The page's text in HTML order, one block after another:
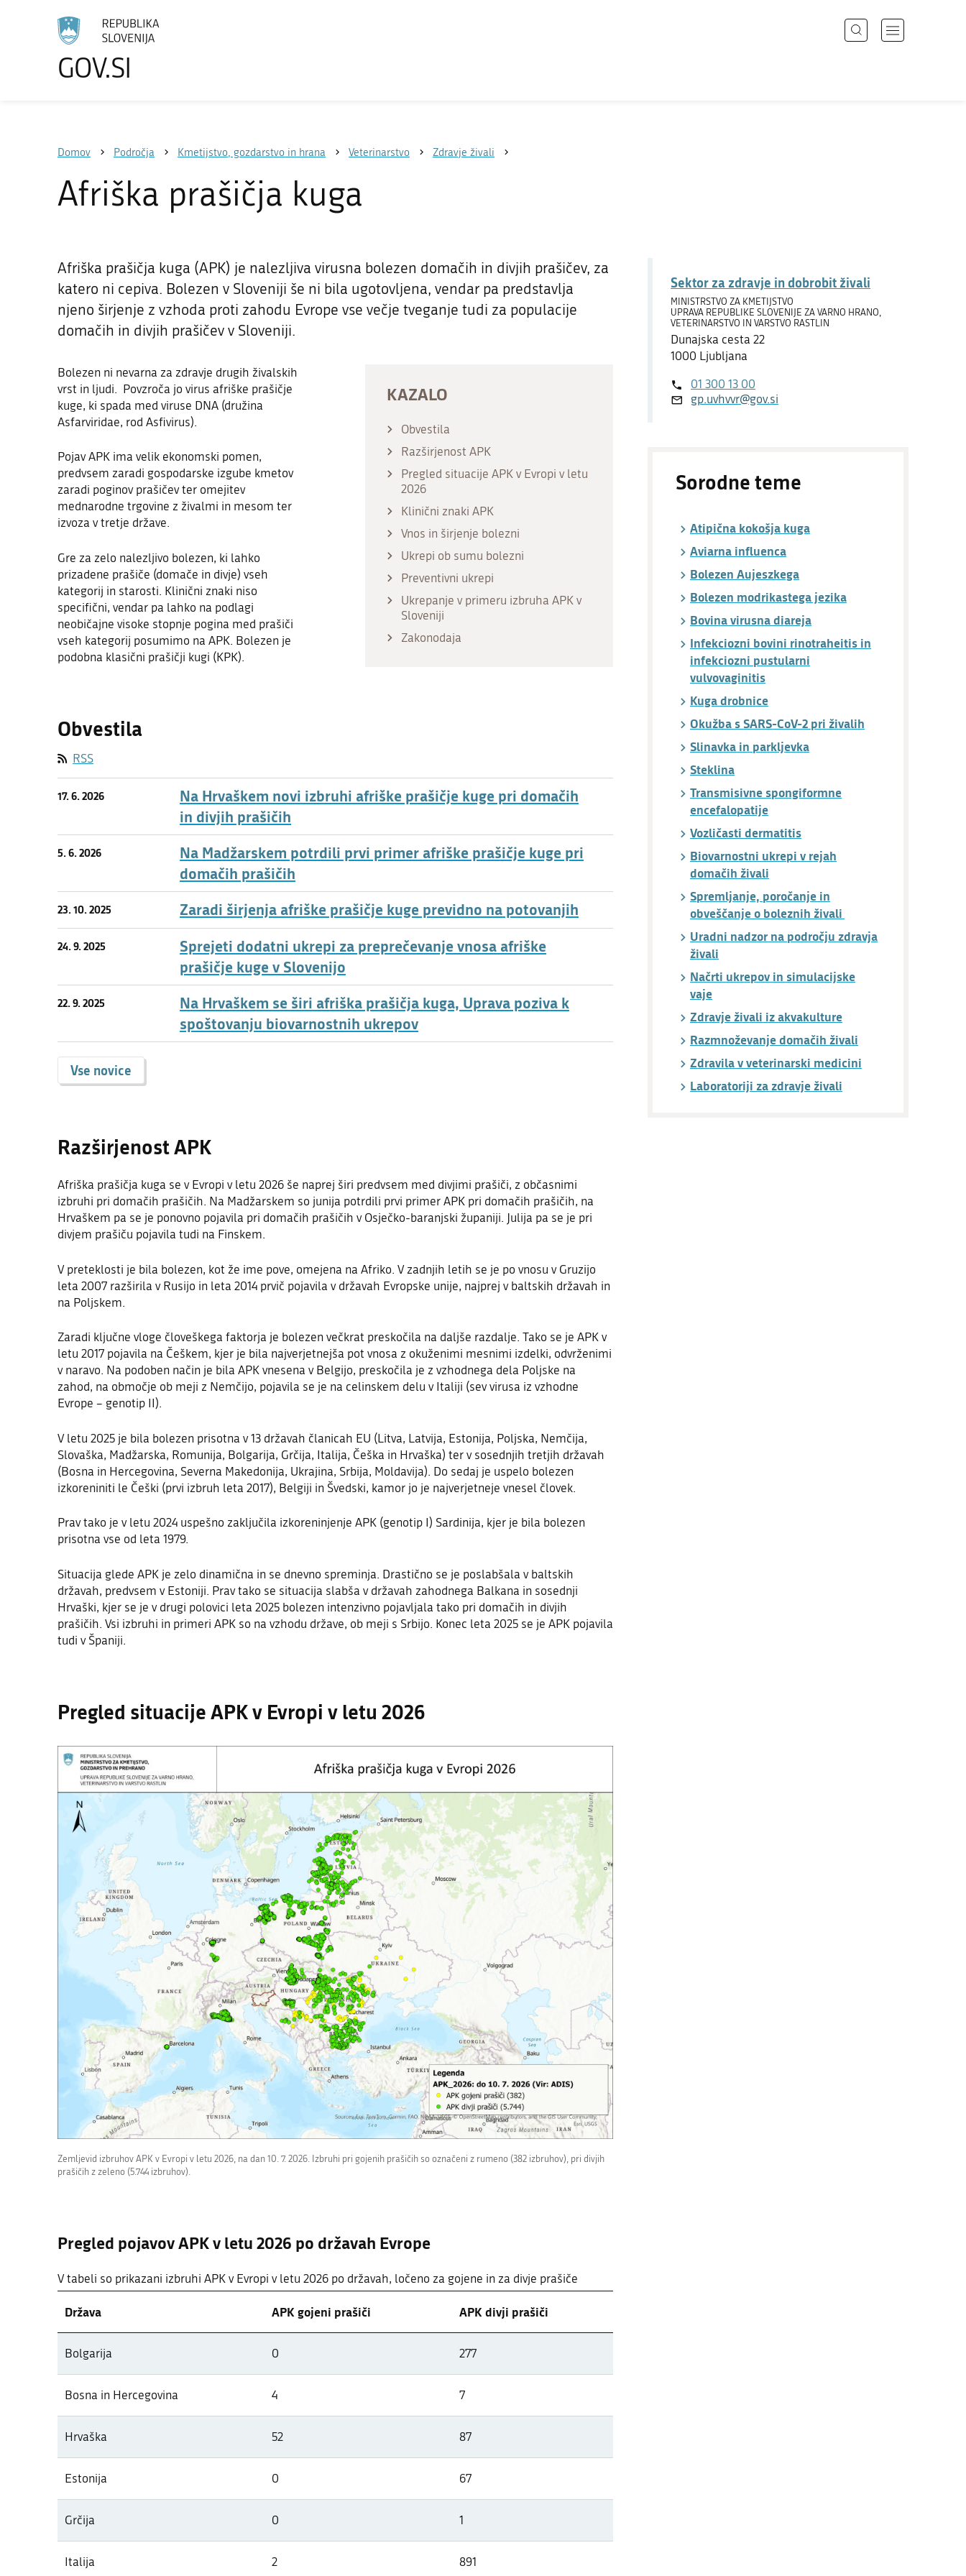
GOV.SI
Odpri
Domov Področja Kmetijstvo, gozdarstvo in hrana Veterinarstvo Zdravje živali
Afriška prašičja kuga
Afriška prašičja kuga (APK) je nalezljiva virusna bolezen domačih in divjih prašičev, za
katero ni cepiva. Bolezen v Sloveniji še ni bila ugotovljena, vendar pa predstavlja
njeno širjenje z vzhoda proti zahodu Evrope vse večje tveganje tudi za populacije
domačih in divjih prašičev v Sloveniji.
KAZALO
Obvestila
Razširjenost APK
Pregled situacije APK v Evropi v letu
2026
Klinični znaki APK
Vnos in širjenje bolezni
Ukrepi ob sumu bolezni
Preventivni ukrepi
Ukrepanje v primeru izbruha APK v
Sloveniji
Zakonodaja
Bolezen ni nevarna za zdravje drugih živalskih
vrst in ljudi. Povzroča jo virus afriške prašičje
kuge, ki spada med viruse DNA (družina
Asfarviridae, rod Asfivirus).
Pojav APK ima velik ekonomski pomen,
predvsem zaradi gospodarske izgube kmetov
zaradi poginov prašičev ter omejitev
mednarodne trgovine z živalmi in mesom ter
izvoza v tretje države.
Gre za zelo nalezljivo bolezen, ki lahko
prizadene prašiče (domače in divje) vseh
kategorij in starosti. Klinični znaki niso
specifični, vendar pa lahko na podlagi
neobičajne visoke stopnje pogina med prašiči
vseh kategorij posumimo na APK. Bolezen je
podobna klasični prašičji kugi (KPK).
Obvestila
RSS
17. 6. 2026
Na Hrvaškem novi izbruhi afriške prašičje kuge pri domačih
in divjih prašičih
5. 6. 2026
Na Madžarskem potrdili prvi primer afriške prašičje kuge pri
domačih prašičih
23. 10. 2025 Zaradi širjenja afriške prašičje kuge previdno na potovanjih
24. 9. 2025
Sprejeti dodatni ukrepi za preprečevanje vnosa afriške
prašičje kuge v Slovenijo
22. 9. 2025
Na Hrvaškem se širi afriška prašičja kuga, Uprava poziva k
spoštovanju biovarnostnih ukrepov
Vse novice
Razširjenost APK
Afriška prašičja kuga se v Evropi v letu 2026 še naprej širi predvsem med divjimi prašiči, z občasnimi
izbruhi pri domačih prašičih. Na Madžarskem so junija potrdili prvi primer APK pri domačih prašičih, na
Hrvaškem pa se je ponovno pojavila pri domačih prašičih v Osječko-baranjski županiji. Julija pa se je pri
divjem prašiču pojavila tudi na Finskem.
V preteklosti je bila bolezen, kot že ime pove, omejena na Afriko. V zadnjih letih se je po vnosu v Gruzijo
leta 2007 razširila v Rusijo in leta 2014 prvič pojavila v državah Evropske unije, najprej v baltskih državah in
na Poljskem.
Zaradi ključne vloge človeškega faktorja je bolezen večkrat preskočila na daljše razdalje. Tako se je APK v
letu 2017 pojavila na Češkem, kjer je bila najverjetnejša pot vnosa z okuženimi mesnimi izdelki, odvrženimi
v naravo. Na podoben način je bila APK vnesena v Belgijo, preskočila je z vzhodnega dela Poljske na
zahod, na območje ob meji z Nemčijo, pojavila se je na celinskem delu v Italiji (sev virusa iz vzhodne
Evrope – genotip II).
V letu 2025 je bila bolezen prisotna v 13 državah članicah EU (Litva, Latvija, Estonija, Poljska, Nemčija,
Slovaška, Madžarska, Romunija, Bolgarija, Grčija, Italija, Češka in Hrvaška) ter v sosednjih tretjih državah
(Bosna in Hercegovina, Severna Makedonija, Ukrajina, Srbija, Moldavija). Do sedaj je uspelo bolezen
izkoreniniti le Češki (prvi izbruh leta 2017), Belgiji in Švedski, kamor jo je najverjetneje vnesel človek.
Prav tako je v letu 2024 uspešno zaključila izkoreninjenje APK (genotip I) Sardinija, kjer je bila bolezen
prisotna vse od leta 1979.
Situacija glede APK je zelo dinamična in se dnevno spreminja. Drastično se je poslabšala v baltskih
državah, predvsem v Estoniji. Prav tako se situacija slabša v državah zahodnega Balkana in sosednji
Hrvaški, kjer se je v drugi polovici leta 2025 bolezen intenzivno pojavljala tako pri domačih in divjih
prašičih. Vsi izbruhi in primeri APK so na vzhodu države, ob meji s Srbijo. Konec leta 2025 se je APK pojavila
tudi v Španiji.
Pregled situacije APK v Evropi v letu 2026
Zemljevid izbruhov APK v Evropi v letu 2026, na dan 10. 7. 2026. Izbruhi pri gojenih prašičih so označeni z rumeno (382 izbruhov), pri divjih
prašičih z zeleno (5.744 izbruhov).
Pregled pojavov APK v letu 2026 po državah Evrope
V tabeli so prikazani izbruhi APK v Evropi v letu 2026 po državah, ločeno za gojene in za divje prašiče
Pregled pojavov APK v letu 2026 po državah Evrope
Država APK gojeni prašiči APK divji prašiči
Bolgarija 0 277
Bosna in Hercegovina 4 7
Hrvaška 52 87
Estonija 0 67
Grčija 0 1
Italija 2 891
Sektor za zdravje in dobrobit živali
MINISTRSTVO ZA KMETIJSTVO
UPRAVA REPUBLIKE SLOVENIJE ZA VARNO HRANO,
VETERINARSTVO IN VARSTVO RASTLIN
Dunajska cesta 22
1000 Ljubljana
01 300 13 00
gp.uvhvvr@gov.si
Sorodne teme
Atipična kokošja kuga
Aviarna influenca
Bolezen Aujeszkega
Bolezen modrikastega jezika
Bovina virusna diareja
Infekciozni bovini rinotraheitis in
infekciozni pustularni
vulvovaginitis
Kuga drobnice
Okužba s SARS-CoV-2 pri živalih
Slinavka in parkljevka
Steklina
Transmisivne spongiformne
encefalopatije
Vozličasti dermatitis
Biovarnostni ukrepi v rejah
domačih živali
Spremljanje, poročanje in
obveščanje o boleznih živali
Uradni nadzor na področju zdravja
živali
Načrti ukrepov in simulacijske
vaje
Zdravje živali iz akvakulture
Razmnoževanje domačih živali
Zdravila v veterinarski medicini
Laboratoriji za zdravje živali